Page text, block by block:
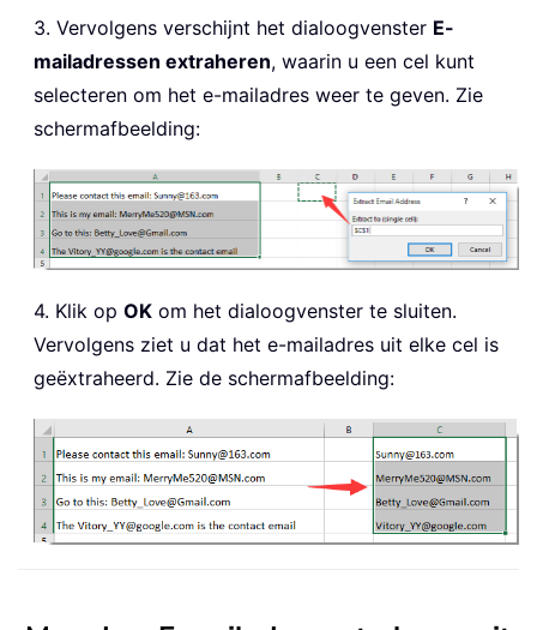
3. Vervolgens verschijnt het dialoogvenster E-
mailadressen extraheren, waarin u een cel kunt
selecteren om het e-mailadres weer te geven. Zie
schermafbeelding:
4. Klik op OK om het dialoogvenster te sluiten.
Vervolgens ziet u dat het e-mailadres uit elke cel is
geëxtraheerd. Zie de schermafbeelding: